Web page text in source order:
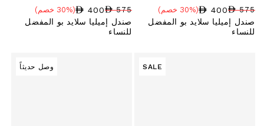
السعر العادي
575
سعر البيع
400
نسبة الخصم
(30% خصم)
صندل إميليا سلايد بو المفضل
للنساء
السعر العادي
575
سعر البيع
400
نسبة الخصم
(30% خصم)
صندل إميليا سلايد بو المفضل
للنساء
SALE وصل حديثاً